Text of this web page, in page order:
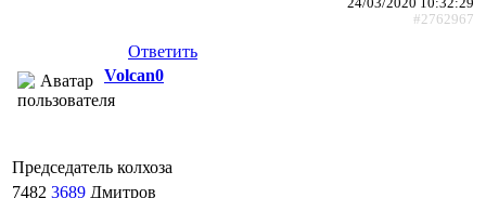
24/03/2020 10:32:29
#2762967
Ответить
Volcan0
Председатель колхоза
7482 3689 Дмитров